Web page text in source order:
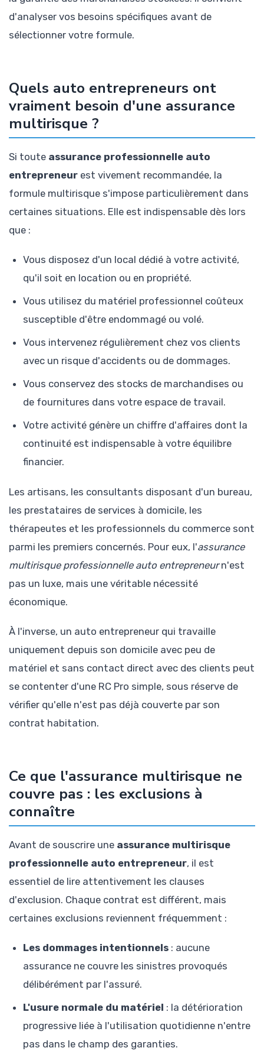
d'analyser vos besoins spécifiques avant de
sélectionner votre formule.
Quels auto entrepreneurs ont
vraiment besoin d'une assurance
multirisque ?
Si toute assurance professionnelle auto
entrepreneur est vivement recommandée, la
formule multirisque s'impose particulièrement dans
certaines situations. Elle est indispensable dès lors
que :
Vous disposez d'un local dédié à votre activité,
qu'il soit en location ou en propriété.
Vous utilisez du matériel professionnel coûteux
susceptible d'être endommagé ou volé.
Vous intervenez régulièrement chez vos clients
avec un risque d'accidents ou de dommages.
Vous conservez des stocks de marchandises ou
de fournitures dans votre espace de travail.
Votre activité génère un chiffre d'affaires dont la
continuité est indispensable à votre équilibre
financier.
Les artisans, les consultants disposant d'un bureau,
les prestataires de services à domicile, les
thérapeutes et les professionnels du commerce sont
parmi les premiers concernés. Pour eux, l'assurance
multirisque professionnelle auto entrepreneurn'est
pas un luxe, mais une véritable nécessité
économique.
À l'inverse, un auto entrepreneur qui travaille
uniquement depuis son domicile avec peu de
matériel et sans contact direct avec des clients peut
se contenter d'une RC Pro simple, sous réserve de
vérifier qu'elle n'est pas déjà couverte par son
contrat habitation.
Ce que l'assurance multirisque ne
couvre pas : les exclusions à
connaître
Avant de souscrire une assurance multirisque
professionnelle auto entrepreneur, il est
essentiel de lire attentivement les clauses
d'exclusion. Chaque contrat est différent, mais
certaines exclusions reviennent fréquemment :
Les dommages intentionnels : aucune
assurance ne couvre les sinistres provoqués
délibérément par l'assuré.
L'usure normale du matériel : la détérioration
progressive liée à l'utilisation quotidienne n'entre
pas dans le champ des garanties.